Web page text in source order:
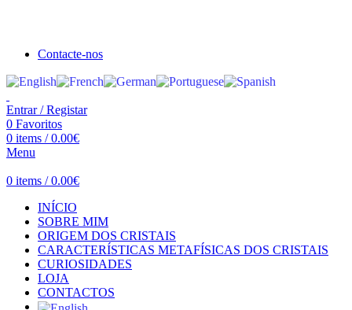
Contacte-nos
Entrar / Registar
0 Favoritos
0 items / 0.00€
Menu
0 items / 0.00€
INÍCIO
SOBRE MIM
ORIGEM DOS CRISTAIS
CARACTERÍSTICAS METAFÍSICAS DOS CRISTAIS
CURIOSIDADES
LOJA
CONTACTOS